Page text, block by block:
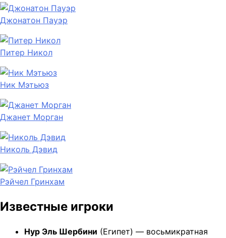
Джонатон Пауэр
Питер Никол
Ник Мэтьюз
Джанет Морган
Николь Дэвид
Рэйчел Гринхам
Известные игроки
Нур Эль Шербини (Египет) — восьмикратная